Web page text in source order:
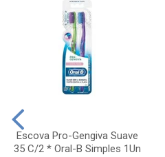
Escova Pro-Gengiva Suave
35 C/2 * Oral-B Simples 1Un